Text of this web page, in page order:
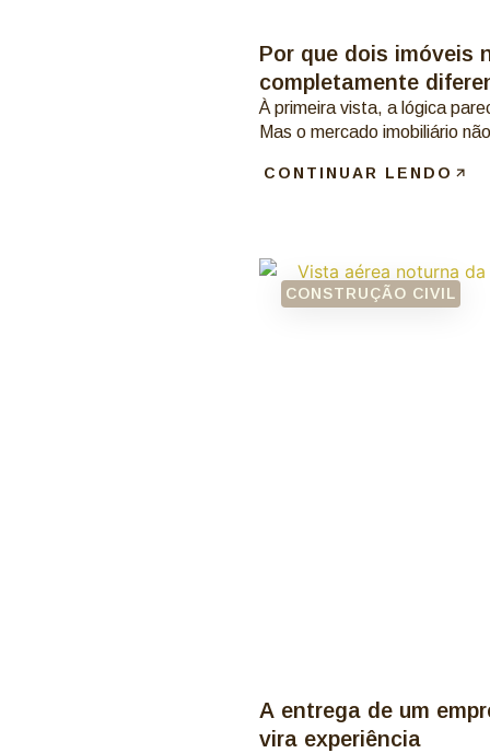
Por que dois imóveis
completamente
À primeira vista, a lógica
Mas o mercado imobiliário
CONTINUAR LENDO
CONSTRUÇÃO CIVIL
A entrega de um
vira experiência